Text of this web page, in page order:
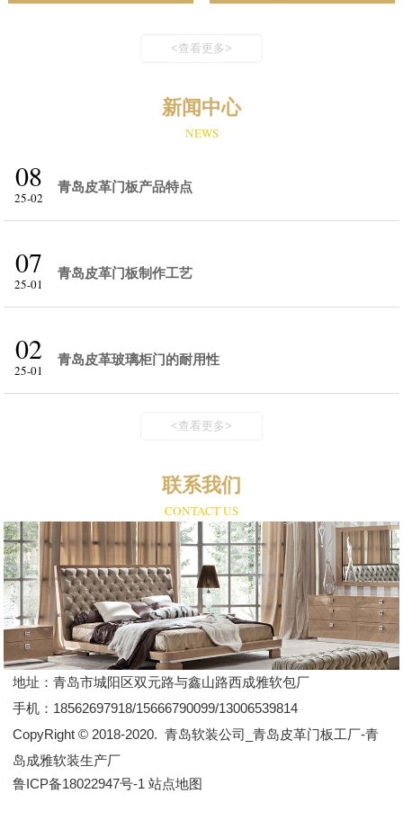
<查看更多>
新闻中心
NEWS
08
25-02
青岛皮革门板产品特点
07
25-01
青岛皮革门板制作工艺
02
25-01
青岛皮革玻璃柜门的耐用性
<查看更多>
联系我们
CONTACT US
地址：青岛市城阳区双元路与鑫山路西成雅软包厂
手机： 18562697918/15666790099/13006539814
CopyRight © 2018-2020.青岛软装公司_青岛皮革门板工厂-青
岛成雅软装生产厂
鲁ICP备18022947号-1 站点地图